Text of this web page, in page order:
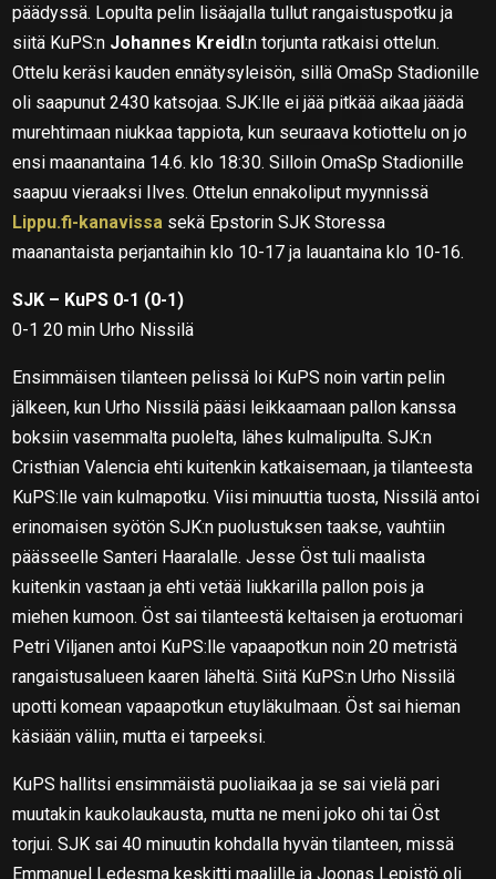
päädyssä. Lopulta pelin lisäajalla tullut rangaistuspotku ja
siitä KuPS:n Johannes Kreidl:n torjunta ratkaisi ottelun.
Ottelu keräsi kauden ennätysyleisön, sillä OmaSp Stadionille
oli saapunut 2430 katsojaa. SJK:lle ei jää pitkää aikaa jäädä
murehtimaan niukkaa tappiota, kun seuraava kotiottelu on jo
ensi maanantaina 14.6. klo 18:30. Silloin OmaSp Stadionille
saapuu vieraaksi Ilves. Ottelun ennakoliput myynnissä
Lippu.fi-kanavissa sekä Epstorin SJK Storessa
maanantaista perjantaihin klo 10-17 ja lauantaina klo 10-16.
SJK – KuPS 0-1 (0-1)
0-1 20 min Urho Nissilä
Ensimmäisen tilanteen pelissä loi KuPS noin vartin pelin
jälkeen, kun Urho Nissilä pääsi leikkaamaan pallon kanssa
boksiin vasemmalta puolelta, lähes kulmalipulta. SJK:n
Cristhian Valencia ehti kuitenkin katkaisemaan, ja tilanteesta
KuPS:lle vain kulmapotku. Viisi minuuttia tuosta, Nissilä antoi
erinomaisen syötön SJK:n puolustuksen taakse, vauhtiin
päässeelle Santeri Haaralalle. Jesse Öst tuli maalista
kuitenkin vastaan ja ehti vetää liukkarilla pallon pois ja
miehen kumoon. Öst sai tilanteestä keltaisen ja erotuomari
Petri Viljanen antoi KuPS:lle vapaapotkun noin 20 metristä
rangaistusalueen kaaren läheltä. Siitä KuPS:n Urho Nissilä
upotti komean vapaapotkun etuyläkulmaan. Öst sai hieman
käsiään väliin, mutta ei tarpeeksi.
KuPS hallitsi ensimmäistä puoliaikaa ja se sai vielä pari
muutakin kaukolaukausta, mutta ne meni joko ohi tai Öst
torjui. SJK sai 40 minuutin kohdalla hyvän tilanteen, missä
Emmanuel Ledesma keskitti maalille ja Joonas Lepistö oli